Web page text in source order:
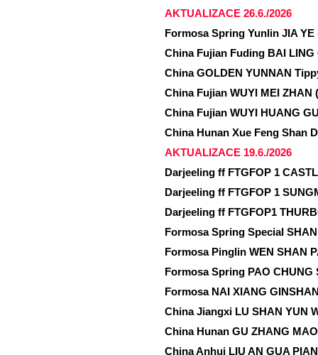
AKTUALIZACE 26.6./2026
Formosa Spring Yunlin JIA
China Fujian Fuding BAI LING
China GOLDEN YUNNAN
China Fujian WUYI MEI
China Fujian WUYI HUANG
China Hunan Xue Feng Shan
AKTUALIZACE 19.6./2026
Darjeeling ff FTGFOP 1
Darjeeling ff FTGFOP 1
Darjeeling ff FTGFOP1
Formosa Spring Special
Formosa Pinglin WEN SHAN
Formosa Spring PAO CHUNG
Formosa NAI XIANG
China Jiangxi LU SHAN YUN
China Hunan GU ZHANG
China Anhui LIU AN GUA